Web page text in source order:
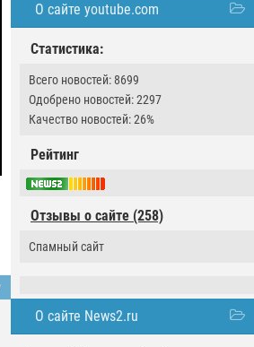
О сайте youtube.com
Статистика:
Всего новостей: 8699
Одобрено новостей: 2297
Качество новостей: 26%
Рейтинг
Отзывы о сайте (258)
Спамный сайт
О сайте News2.ru